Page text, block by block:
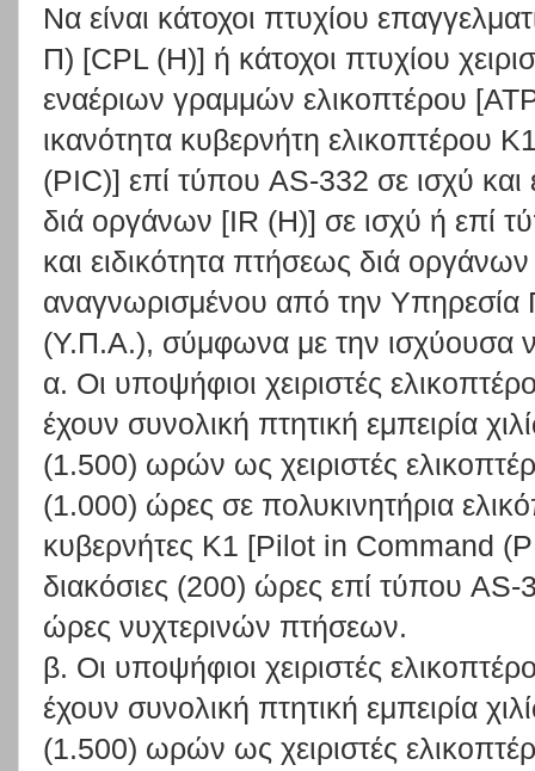
Να είναι κάτοχοι πτυχίου
Π) [CPL (Η)] ή κάτοχοι πτυχίου
εναέριων γραμμών ελικοπτέρου
ικανότητα κυβερνήτη ελικοπτέρου
(PIC)] επί τύπου AS-332 σε ισχύ και
διά οργάνων [IR (Η)] σε ισχύ ή επί
και ειδικότητα πτήσεως διά
αναγνωρισμένου από την Υπηρεσία
(Υ.Π.Α.), σύμφωνα με την ισχύουσα
α. Οι υποψήφιοι χειριστές
έχουν συνολική πτητική εμπειρία
(1.500) ωρών ως χειριστές
(1.000) ώρες σε πολυκινητήρια
κυβερνήτες Κ1 [Pilot in Command
διακόσιες (200) ώρες επί τύπου AS-
ώρες νυχτερινών πτήσεων.
β. Οι υποψήφιοι χειριστές
έχουν συνολική πτητική εμπειρία
(1.500) ωρών ως χειριστές